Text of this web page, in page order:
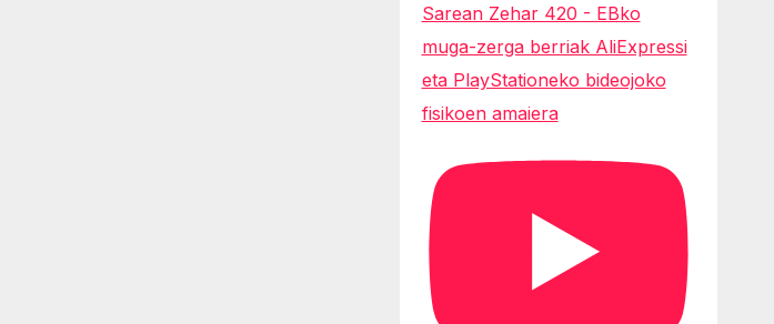
Sarean Zehar 420 - EBko
muga-zerga berriak AliExpressi
eta PlayStationeko bideojoko
fisikoen amaiera